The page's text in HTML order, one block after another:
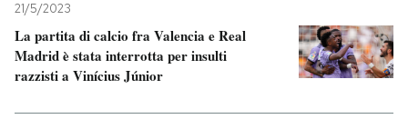
21/5/2023
La partita di calcio fra Valencia e Real
Madrid è stata interrotta per insulti
razzisti a Vinícius Júnior